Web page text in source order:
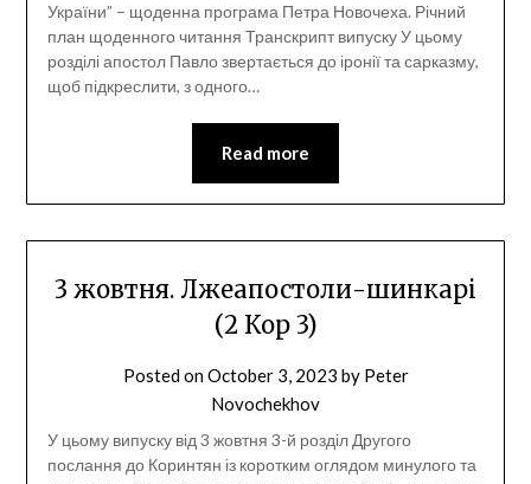
України” – щоденна програма Петра Новочеха. Річний
план щоденного читання Транскрипт випуску У цьому
розділі апостол Павло звертається до іронії та сарказму,
щоб підкреслити, з одного…
Read more
3 жовтня. Лжеапостоли-шинкарі
(2 Кор 3)
Posted onOctober 3, 2023 by Peter
Novochekhov
У цьому випуску від 3 жовтня 3-й розділ Другого
послання до Коринтян із коротким оглядом минулого та